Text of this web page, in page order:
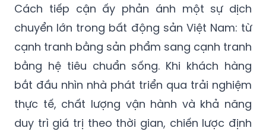
Cách tiếp cận ấy phản ánh một sự dịch
chuyển lớn trong bất động sản Việt Nam: từ
cạnh tranh bằng sản phẩm sang cạnh tranh
bằng hệ tiêu chuẩn sống. Khi khách hàng
bắt đầu nhìn nhà phát triển qua trải nghiệm
thực tế, chất lượng vận hành và khả năng
duy trì giá trị theo thời gian, chiến lược định